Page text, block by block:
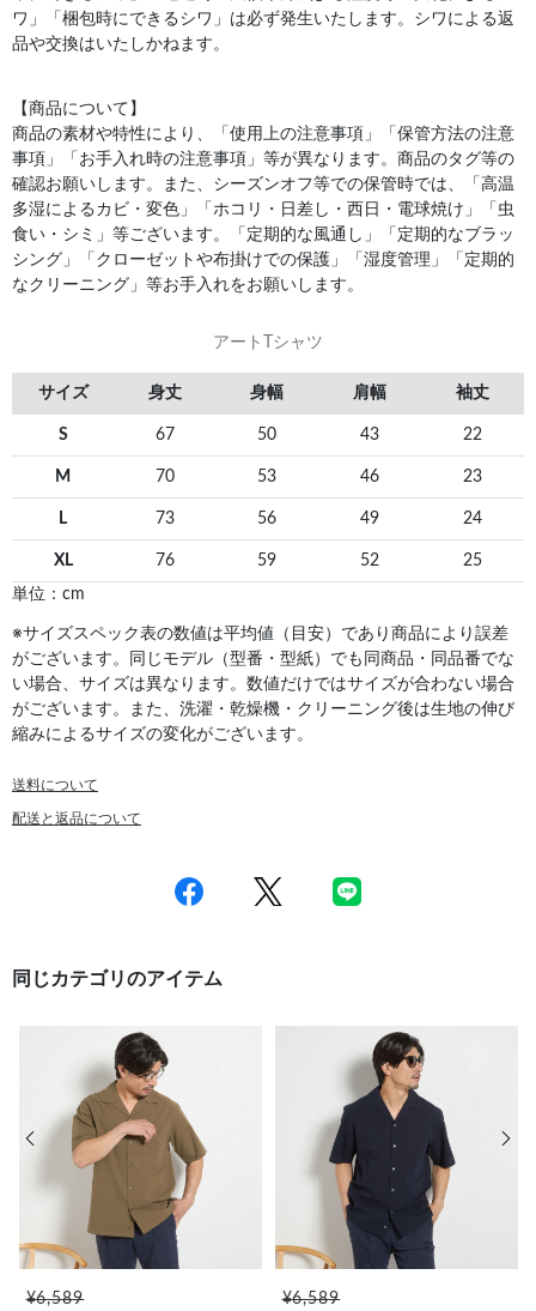
ワ」「梱包時にできるシワ」は必ず発生いたします。シワによる返
品や交換はいたしかねます。
【商品について】
商品の素材や特性により、「使用上の注意事項」「保管方法の注意
事項」「お手入れ時の注意事項」等が異なります。商品のタグ等の
確認お願いします。また、シーズンオフ等での保管時では、「高温
多湿によるカビ・変色」「ホコリ・日差し・西日・電球焼け」「虫
食い・シミ」等ございます。「定期的な風通し」「定期的なブラッ
シング」「クローゼットや布掛けでの保護」「湿度管理」「定期的
なクリーニング」等お手入れをお願いします。
アートTシャツ
サイズ 身丈 身幅 肩幅 袖丈
S 67 50 43 22
M 70 53 46 23
L 73 56 49 24
XL 76 59 52
25
単位：cm
※サイズスペック表の数値は平均値（目安）であり商品により誤差
がございます。同じモデル（型番・型紙）でも同商品・同品番でな
い場合、サイズは異なります。数値だけではサイズが合わない場合
がございます。また、洗濯・乾燥機・クリーニング後は生地の伸び
縮みによるサイズの変化がございます。
送料について
配送と返品について
同じカテゴリのアイテム
¥6,589 ¥6,589
前の画像